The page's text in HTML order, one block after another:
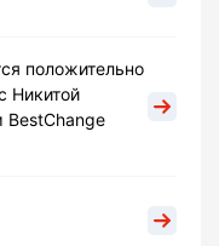
положительно
Никитой